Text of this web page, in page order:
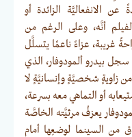
الانفعاليَّة الزائدة أو
أنَّه، وعلى الرغم من
غريبة، عزاءً ناعمًا يتسلَّل
بيدرو ألمودوفار، الذي
زاويةٍ شخصيَّةٍ وإنسانيَّةٍ لا
أو التماهي معه بسرعة،
يعزفُ مرثيَّته الخاصَّة
السينما لوضعِها أمام